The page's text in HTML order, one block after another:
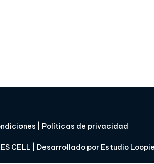
Políticas de privacidad
CELL | Desarrollado por Estudio